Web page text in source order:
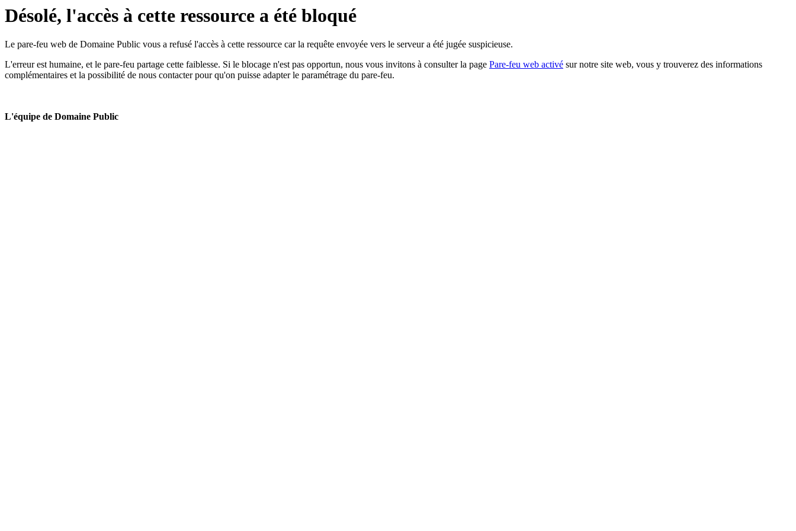
Désolé, l'accès à cette ressource a été bloqué
Le pare-feu web de Domaine Public vous a refusé l'accès à cette ressource car la requête envoyée vers le serveur a été jugée suspicieuse.
L'erreur est humaine, et le pare-feu partage cette faiblesse. Si le blocage n'est pas opportun, nous vous invitons à consulter la page Pare-feu web activé sur notre site web, vous y trouverez des informations
complémentaires et la possibilité de nous contacter pour qu'on puisse adapter le paramétrage du pare-feu.
L'équipe de Domaine Public